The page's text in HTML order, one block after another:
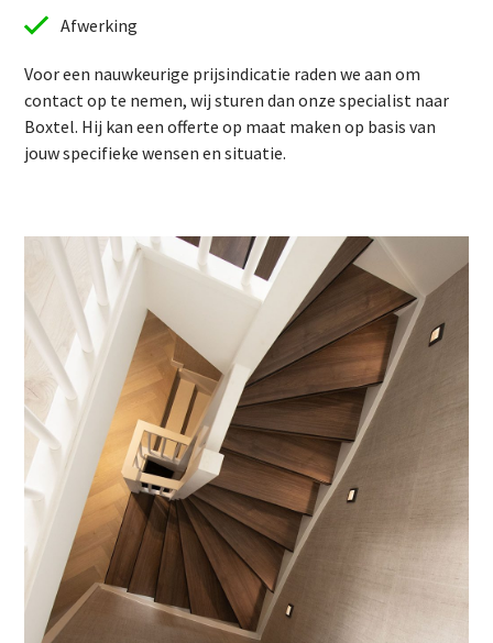
Afwerking
Voor een nauwkeurige prijsindicatie raden we aan om
contact op te nemen, wij sturen dan onze specialist naar
Boxtel. Hij kan een offerte op maat maken op basis van
jouw specifieke wensen en situatie.